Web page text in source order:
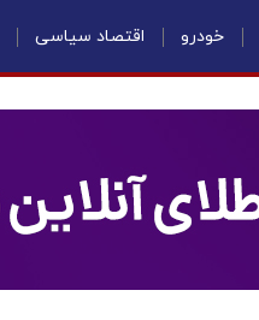
خودرو اقتصاد سیاسی